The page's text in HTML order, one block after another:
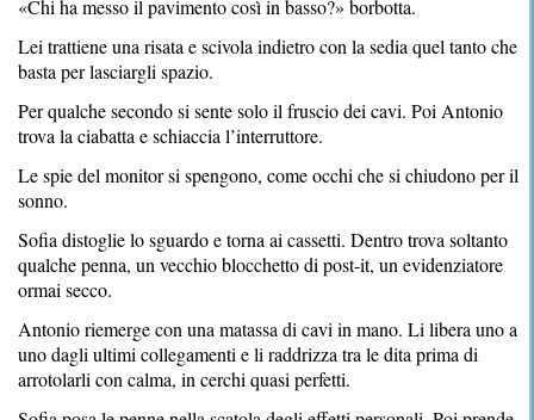
«Chi ha messo il pavimento così in basso?» borbotta.
Lei trattiene una risata e scivola indietro con la sedia quel tanto che
basta per lasciargli spazio.
Per qualche secondo si sente solo il fruscio dei cavi. Poi Antonio
trova la ciabatta e schiaccia l’interruttore.
Le spie del monitor si spengono, come occhi che si chiudono per il
sonno.
Sofia distoglie lo sguardo e torna ai cassetti. Dentro trova soltanto
qualche penna, un vecchio blocchetto di post-it, un evidenziatore
ormai secco.
Antonio riemerge con una matassa di cavi in mano. Li libera uno a
uno dagli ultimi collegamenti e li raddrizza tra le dita prima di
arrotolarli con calma, in cerchi quasi perfetti.